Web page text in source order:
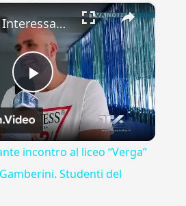
×
Play
Video
Adrano. Interessante incontro al liceo “Verga” con il prof. Fabio Gamberini. Studenti del Linguistic
incontro al liceo “Verga”
Studenti del